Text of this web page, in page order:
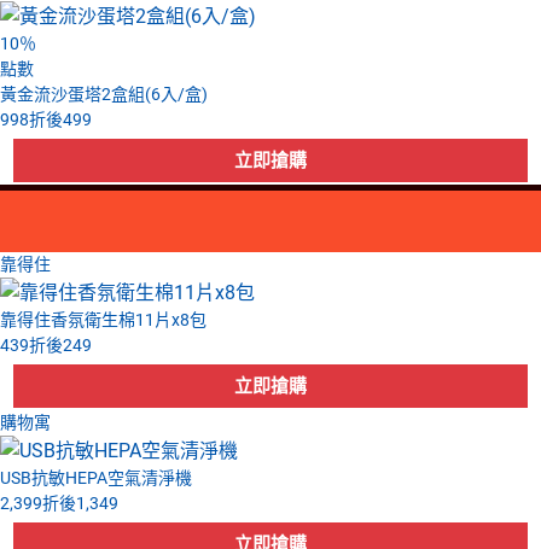
10％
點數
黃金流沙蛋塔2盒組(6入/盒)
998折後499
靠得住
靠得住香氛衛生棉11片x8包
439折後249
購物寓
USB抗敏HEPA空氣清淨機
2,399折後1,349